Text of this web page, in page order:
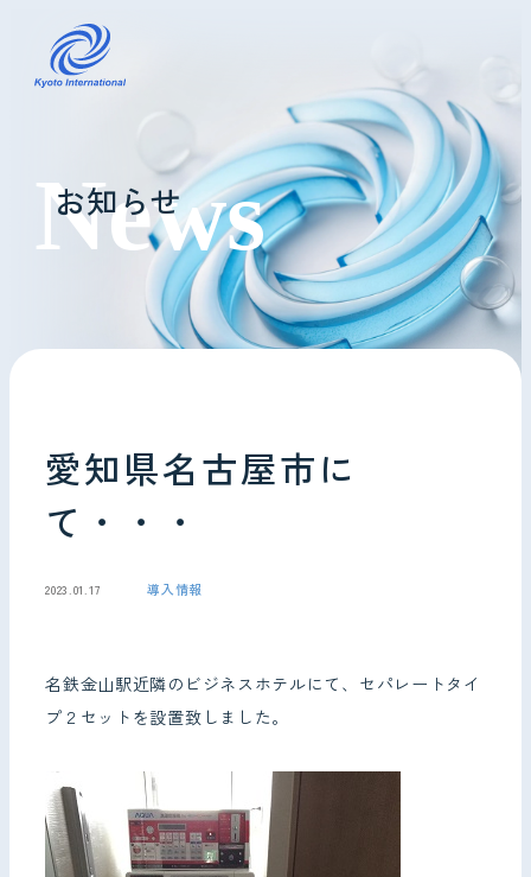
コインランドリーレンタル
ホテル様へ
掃除・メンテナンス
会社情報
お問い合わせ
お知らせ
愛知県名古屋市に
て・・・
2023.01.17 導入情報
名鉄金山駅近隣のビジネスホテルにて、セパレートタイ
プ２セットを設置致しました。